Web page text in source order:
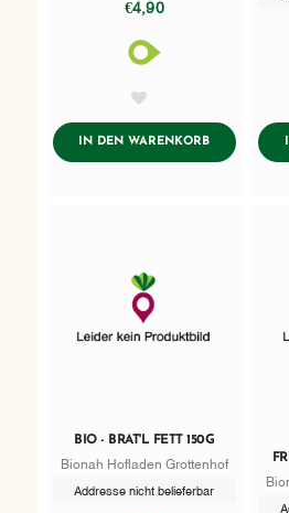
€4,90
IN DEN WARENKORBADDTOCART
BIO - BRAT'L FETT 150G
Bionah Hofladen Grottenhof
Addresse nicht belieferbar